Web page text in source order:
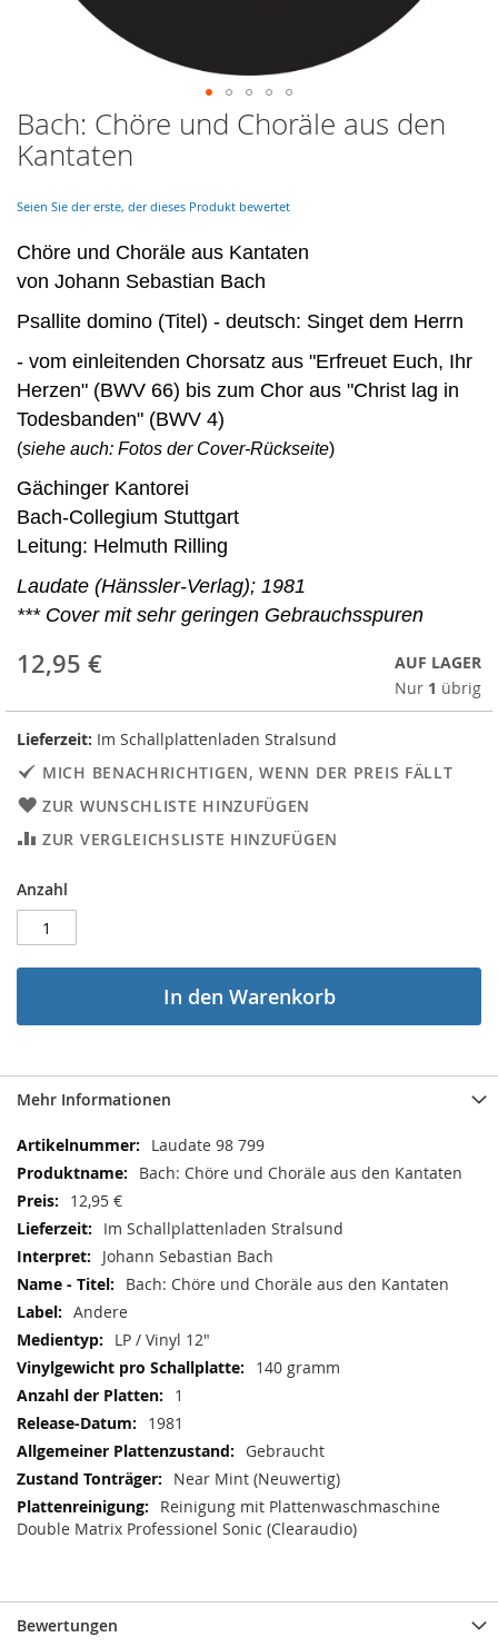
Skip
to
the
of
images
gallery
Bach: Chöre und Choräle aus den
Kantaten
Seien Sie der erste, der dieses Produkt bewertet
Chöre und Choräle aus Kantaten
von Johann Sebastian Bach
Psallite domino (Titel) - deutsch: Singet dem Herrn
- vom einleitenden Chorsatz aus "Erfreuet Euch, Ihr
Herzen" (BWV 66) bis zum Chor aus "Christ lag in
Todesbanden" (BWV 4)
(siehe auch: Fotos der Cover-Rückseite)
Gächinger Kantorei
Bach-Collegium Stuttgart
Leitung: Helmuth Rilling
Laudate (Hänssler-Verlag); 1981
*** Cover mit sehr geringen Gebrauchsspuren
12,95 €
AUF LAGER
Nur 1 übrig
Lieferzeit: Im Schallplattenladen Stralsund
MICH BENACHRICHTIGEN, WENN DER PREIS FÄLLT
ZUR WUNSCHLISTE HINZUFÜGEN
ZUR VERGLEICHSLISTE HINZUFÜGEN
Anzahl
In den Warenkorb
Mehr Informationen
Mehr
Informationen
Laudate 98 799
Bach: Chöre und Choräle aus den Kantaten
12,95 €
Im Schallplattenladen Stralsund
Johann Sebastian Bach
Bach: Chöre und Choräle aus den Kantaten
Andere
LP / Vinyl 12"
140 gramm
1
1981
Gebraucht
Near Mint (Neuwertig)
Reinigung mit Plattenwaschmaschine
Double Matrix Professionel Sonic (Clearaudio)
Bewertungen